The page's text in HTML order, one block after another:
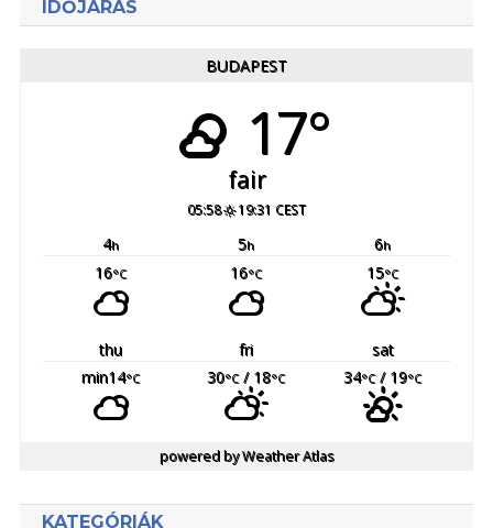
IDŐJÁRÁS
BUDAPEST
17°
fair
05:58 19:31 CEST
4h 5h 6h
16°C 16°C 15°C
thu fri
sat
min14°C 30°C/ 18°C 34°C/ 19°C
powered byWeather Atlas
KATEGÓRIÁK